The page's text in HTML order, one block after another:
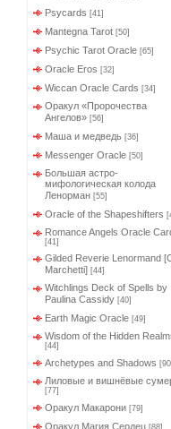
Psycards [41]
Mantegna Tarot [50]
Psychic Tarot Oracle [65]
Oracle Eros [32]
Wiccan Oracle Сards [34]
Оракул «Пророчества
Ангелов» [56]
Маша и медведь [36]
Messenger Oracle [50]
Большая астро-
мифологическая колода
Ленорман [55]
Oracle of the Shapeshifters
Romance Angels Oracle
[41]
Gilded Reverie Lenormand
Marchetti] [44]
Witchlings Deck of Spells by
Paulina Cassidy [40]
Earth Magic Oracle [49]
Wisdom of the Hidden
[44]
Archetypes and Shadows
Лиловые и вишнёвые
[77]
Оракул Макарони [79]
Оракул Магия Сердец [88]